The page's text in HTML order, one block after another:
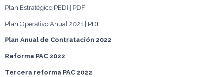
Plan Estratégico PEDI | PDF
Plan Operativo Anual 2021 | PDF
Plan Anual de Contratación 2022
Reforma PAC 2022
Tercera reforma PAC 2022